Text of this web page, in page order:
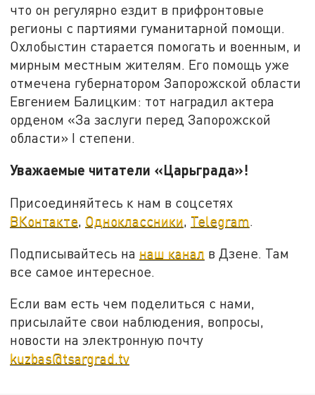
что он регулярно ездит в прифронтовые
регионы с партиями гуманитарной помощи.
Охлобыстин старается помогать и военным, и
мирным местным жителям. Его помощь уже
отмечена губернатором Запорожской области
Евгением Балицким: тот наградил актера
орденом «За заслуги перед Запорожской
области» I степени.
Уважаемые читатели «Царьграда»!
Присоединяйтесь к нам в соцсетях
ВКонтакте, Одноклассники, Telegram.
Подписывайтесь на наш канал в Дзене. Там
все самое интересное.
Если вам есть чем поделиться с нами,
присылайте свои наблюдения, вопросы,
новости на электронную почту
kuzbas@tsargrad.tv